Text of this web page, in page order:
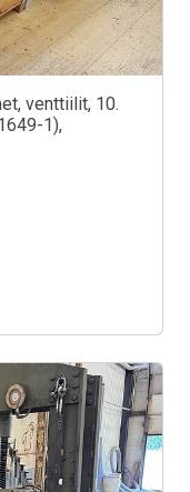
venttiilit, 10.
1),